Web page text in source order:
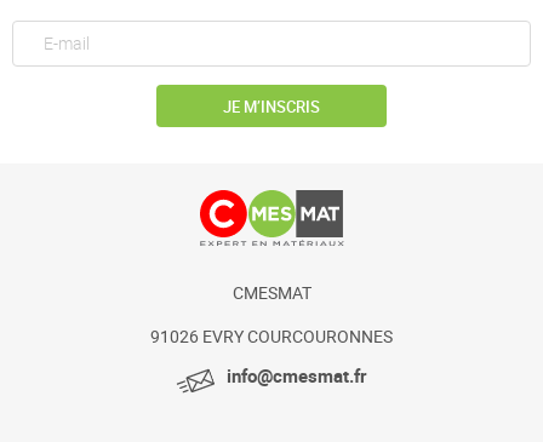
JE M’INSCRIS
CMESMAT
91026 EVRY COURCOURONNES
info@cmesmat.fr